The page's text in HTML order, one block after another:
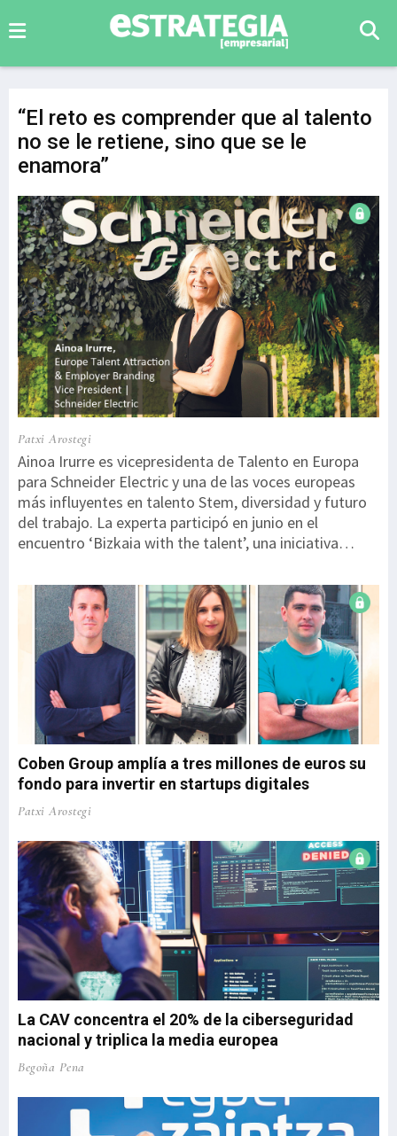
“El reto es comprender que al talento
no se le retiene, sino que se le
enamora”
Patxi Arostegi
Ainoa Irurre es vicepresidenta de Talento en Europa
para Schneider Electric y una de las voces europeas
más influyentes en talento Stem, diversidad y futuro
del trabajo. La experta participó en junio en el
encuentro ‘Bizkaia with the talent’, una iniciativa
ecosistema tecnológico cada vez más competitivo
como el actual, ¿cuáles son las principales tendencias
en la gestión del talento?Hoy el talento ya no es solo
cosa del área de Personas. Es negocio. En entornos
como el nuestro, la diferencia no la marca solo la
tecnología, sino lo rápido que eres capaz de
desarrollar a tu gente. Estamos pasando de pensar en
puestos a pensar en habilidades. Ya no importa tanto
‘qué eres’ o el puesto que o...
Coben Group amplía a tres millones de euros su
fondo para invertir en startups digitales
Patxi Arostegi
La CAV concentra el 20% de la ciberseguridad
nacional y triplica la media europea
Begoña Pena